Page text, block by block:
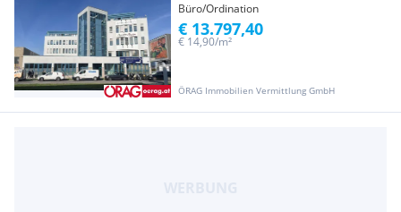
Büro/Ordination
ÖRAG Immobilien Vermittlung GmbH
€ 14,90/m²
€ 13.797,40